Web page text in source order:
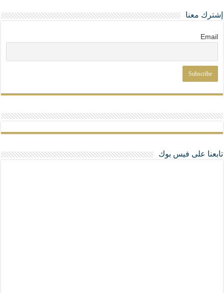
إشترك معنا
Email
تابعنا على فيس بوك